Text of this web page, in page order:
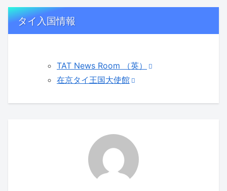
タイ入国情報
TAT News Room （英）
在京タイ王国大使館